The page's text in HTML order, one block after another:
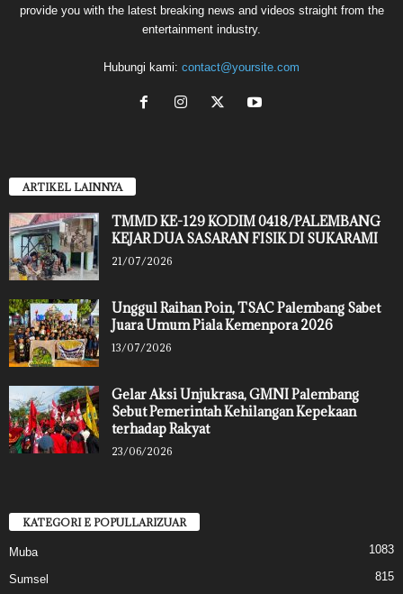
provide you with the latest breaking news and videos straight from the
entertainment industry.
Hubungi kami: contact@yoursite.com
ARTIKEL LAINNYA
TMMD KE-129 KODIM 0418/PALEMBANG
KEJAR DUA SASARAN FISIK DI SUKARAMI
21/07/2026
Unggul Raihan Poin, TSAC Palembang Sabet
Juara Umum Piala Kemenpora 2026
13/07/2026
Gelar Aksi Unjukrasa, GMNI Palembang
Sebut Pemerintah Kehilangan Kepekaan
terhadap Rakyat
23/06/2026
KATEGORI E POPULLARIZUAR
Muba 1083
Sumsel 815